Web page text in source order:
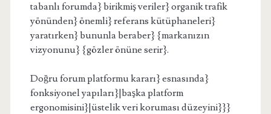
tabanlı forumda} birikmiş veriler} organik trafik
yönünden} önemli} referans kütüphaneleri}
yaratırken} bununla beraber} {markanızın
vizyonunu} {gözler önüne serir}.
Doğru forum platformu kararı} esnasında}
fonksiyonel yapıları}|başka platform
ergonomisini}|üstelik veri koruması düzeyini}}}